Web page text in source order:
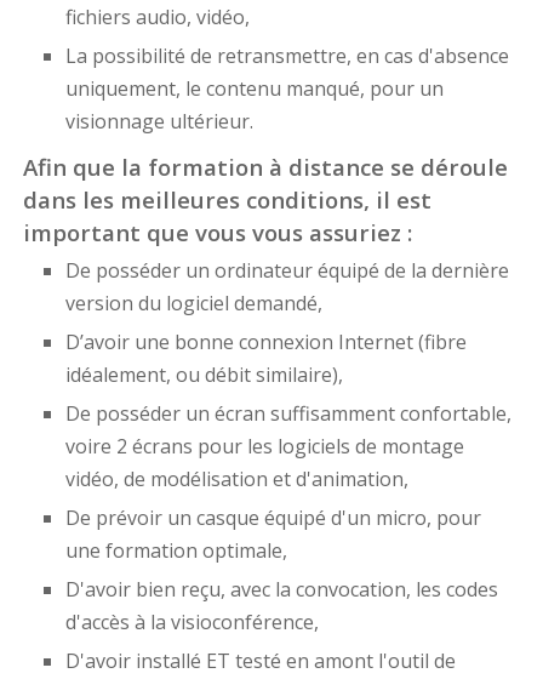
fichiers audio, vidéo,
La possibilité de retransmettre, en cas d'absence
uniquement, le contenu manqué, pour un
visionnage ultérieur.
Afin que la formation à distance se déroule
dans les meilleures conditions, il est
important que vous vous assuriez :
De posséder un ordinateur équipé de la dernière
version du logiciel demandé,
D’avoir une bonne connexion Internet (fibre
idéalement, ou débit similaire),
De posséder un écran suffisamment confortable,
voire 2 écrans pour les logiciels de montage
vidéo, de modélisation et d'animation,
De prévoir un casque équipé d'un micro, pour
une formation optimale,
D'avoir bien reçu, avec la convocation, les codes
d'accès à la visioconférence,
D'avoir installé ET testé en amont l'outil de